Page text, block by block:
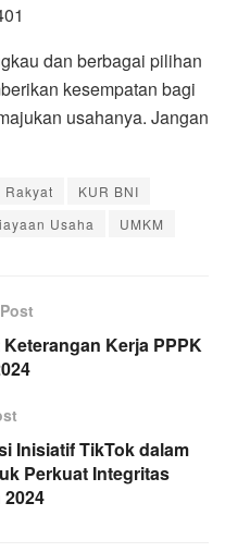
dan berbagai pilihan
kesempatan bagi
usahanya. Jangan
Rakyat
KUR BNI
Usaha UMKM
Kerja PPPK
Inisiatif TikTok dalam
Perkuat Integritas